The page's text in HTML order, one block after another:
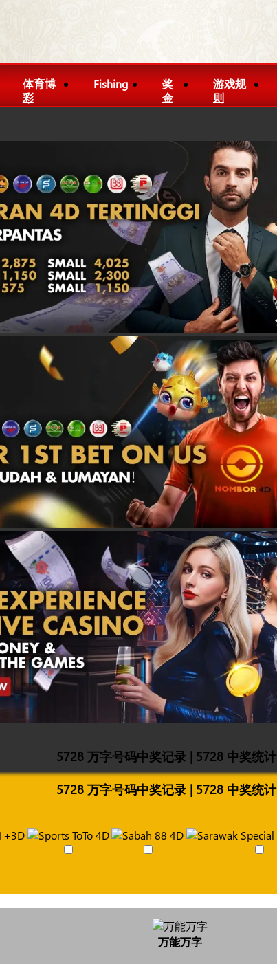
体育博
彩
Fishing
奖
金
游戏规
则
5728 万字号码中奖记录 | 5728 中奖统计
5728 万字号码中奖记录 | 5728 中奖统计
万能万字